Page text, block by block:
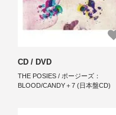
CD / DVD
THE POSIES / ポージーズ：
BLOOD/CANDY＋7 (日本盤CD)